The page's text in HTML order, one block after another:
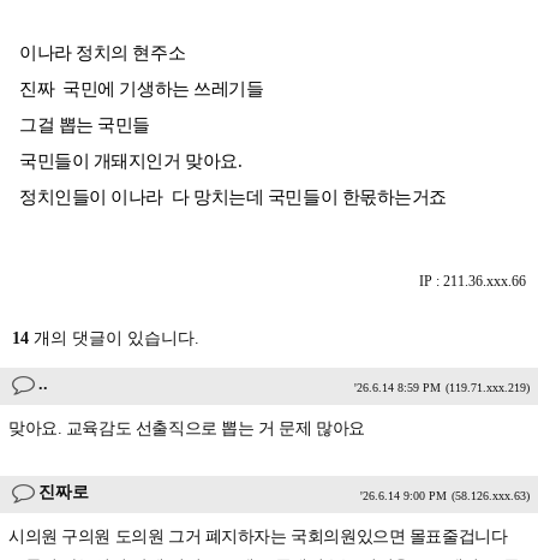
이나라 정치의 현주소
진짜 국민에 기생하는 쓰레기들
그걸 뽑는 국민들
국민들이 개돼지인거 맞아요.
정치인들이 이나라 다 망치는데 국민들이 한몫하는거죠
IP : 211.36.xxx.66
14 개의 댓글이 있습니다.
.. '26.6.14 8:59 PM (119.71.xxx.219)
맞아요. 교육감도 선출직으로 뽑는 거 문제 많아요
진짜로 '26.6.14 9:00 PM (58.126.xxx.63)
시의원 구의원 도의원 그거 폐지하자는 국회의원있으면 몰표줄겁니다